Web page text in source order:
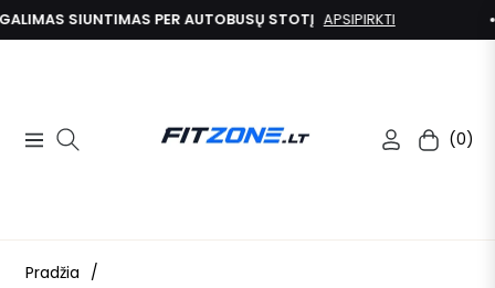
SIUNTIMAS PER AUTOBUSŲ STOTĮ APSIPIRKTI
Navigation Kolekcija
(0)
Pradžia /